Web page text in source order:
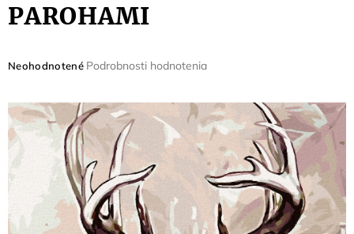
PAROHAMI
Priemerné
je
0,0
z
5
hviezdičiek.
Neohodnotené Podrobnosti hodnotenia